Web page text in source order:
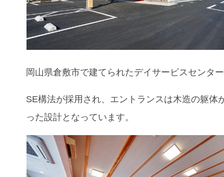
岡山県倉敷市で建てられたデイサービスセンタ
SE構法が採用され、エントランスは木造の躯体
った設計となっています。